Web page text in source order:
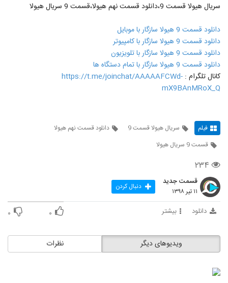
سریال هیولا قسمت 9،دانلود قسمت نهم هیولا،قسمت 9 سریال هیولا
دانلود قسمت 9 هیولا سازگار با موبایل
دانلود قسمت 9 هیولا سازگار با کامپیوتر
دانلود قسمت 9 هیولا سازگار با تلویزیون
دانلود قسمت 9 هیولا سازگار با تمام دستگاه ها
کانال تلگرام : https://t.me/joinchat/AAAAAFCWd-
mX9BAnMRoX_Q
فیلم سریال هیولا قسمت 9
دانلود قسمت نهم هیولا
قسمت 9 سریال هیولا
۲۳۴
قسمت جدید
۱۱ تیر ۱۳۹۸ دنبال کردن
دانلود بیشتر ۰ ۰
نظرات ویدیوهای دیگر